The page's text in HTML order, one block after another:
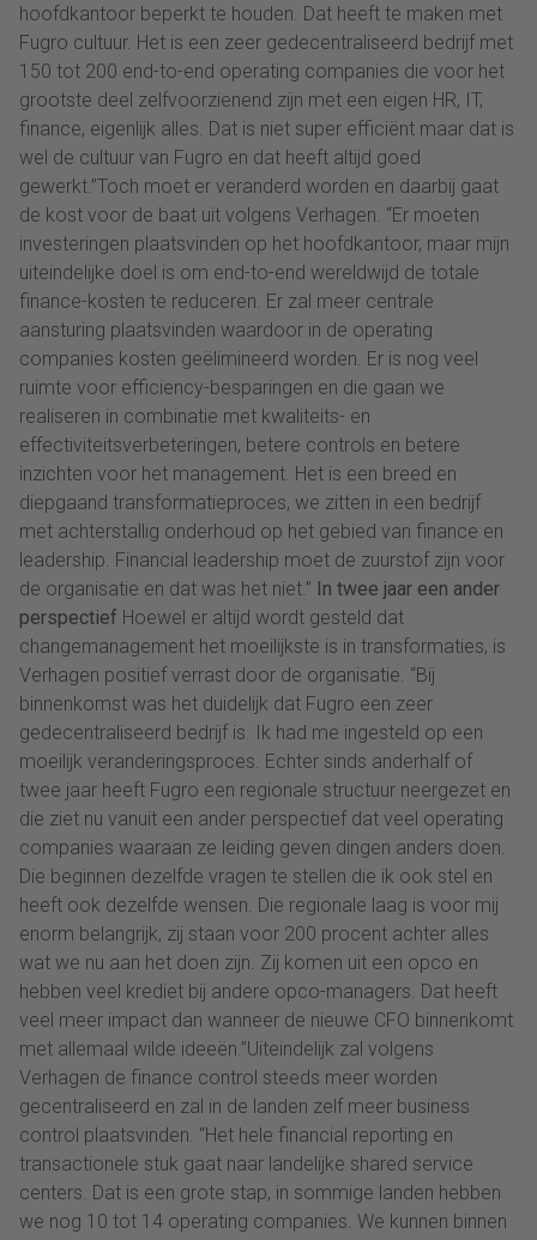
hoofdkantoor beperkt te houden. Dat heeft te maken met
Fugro cultuur. Het is een zeer gedecentraliseerd bedrijf met
150 tot 200 end-to-end operating companies die voor het
grootste deel zelfvoorzienend zijn met een eigen HR, IT,
finance, eigenlijk alles. Dat is niet super efficiënt maar dat is
wel de cultuur van Fugro en dat heeft altijd goed
gewerkt.”Toch moet er veranderd worden en daarbij gaat
de kost voor de baat uit volgens Verhagen. “Er moeten
investeringen plaatsvinden op het hoofdkantoor, maar mijn
uiteindelijke doel is om end-to-end wereldwijd de totale
finance-kosten te reduceren. Er zal meer centrale
aansturing plaatsvinden waardoor in de operating
companies kosten geëlimineerd worden. Er is nog veel
ruimte voor efficiency-besparingen en die gaan we
realiseren in combinatie met kwaliteits- en
effectiviteitsverbeteringen, betere controls en betere
inzichten voor het management. Het is een breed en
diepgaand transformatieproces, we zitten in een bedrijf
met achterstallig onderhoud op het gebied van finance en
leadership. Financial leadership moet de zuurstof zijn voor
de organisatie en dat was het niet.” In twee jaar een ander
perspectief Hoewel er altijd wordt gesteld dat
changemanagement het moeilijkste is in transformaties, is
Verhagen positief verrast door de organisatie. “Bij
binnenkomst was het duidelijk dat Fugro een zeer
gedecentraliseerd bedrijf is. Ik had me ingesteld op een
moeilijk veranderingsproces. Echter sinds anderhalf of
twee jaar heeft Fugro een regionale structuur neergezet en
die ziet nu vanuit een ander perspectief dat veel operating
companies waaraan ze leiding geven dingen anders doen.
Die beginnen dezelfde vragen te stellen die ik ook stel en
heeft ook dezelfde wensen. Die regionale laag is voor mij
enorm belangrijk, zij staan voor 200 procent achter alles
wat we nu aan het doen zijn. Zij komen uit een opco en
hebben veel krediet bij andere opco-managers. Dat heeft
veel meer impact dan wanneer de nieuwe CFO binnenkomt
met allemaal wilde ideeën.”Uiteindelijk zal volgens
Verhagen de finance control steeds meer worden
gecentraliseerd en zal in de landen zelf meer business
control plaatsvinden. “Het hele financial reporting en
transactionele stuk gaat naar landelijke shared service
centers. Dat is een grote stap, in sommige landen hebben
we nog 10 tot 14 operating companies. We kunnen binnen